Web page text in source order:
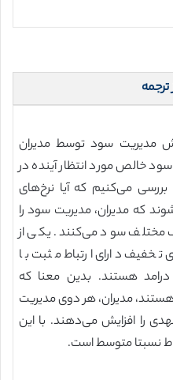
مدیریت سود توسط مدیران
خالص مورد انتظار آینده در
بررسی می‌کنیم که آیا نرخ‌های
که مدیران، مدیریت سود را
سود می‌کنند. یکی از
دارای ارتباط مثبت با
هستند. بدین معنا که
مدیران، هر دوی مدیریت
را افزایش می‌دهند. با این
نسبتا متوسط است.